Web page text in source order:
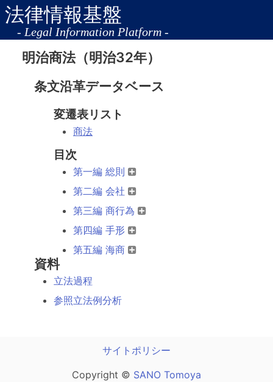
法律情報基盤
- Legal Information Platform -
明治商法（明治32年）
条文沿革データベース
変遷表リスト
商法
目次
第一編 総則
第二編 会社
第三編 商行為
第四編 手形
第五編 海商
資料
立法過程
参照立法例分析
サイトポリシー
Copyright © SANO Tomoya